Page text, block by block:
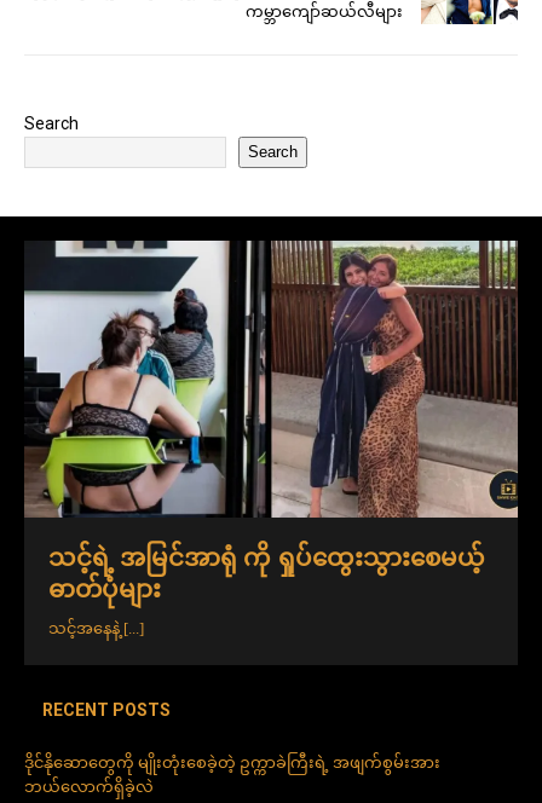
ကမ္ဘာကျော်ဆယ်လီများ
Search
Search
သင့်ရဲ့ အမြင်အာရုံ ကို ရှုပ်ထွေးသွားစေမယ့်
ဓာတ်ပုံများ
သင့်အနေနဲ့ [...]
RECENT POSTS
ဒိုင်နိုဆောတွေကို မျိုးတုံးစေခဲ့တဲ့ ဥက္ကာခဲကြီးရဲ့ အဖျက်စွမ်းအား
ဘယ်လောက်ရှိခဲ့လဲ